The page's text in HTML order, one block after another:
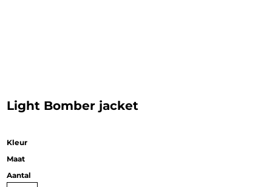
Light Bomber jacket
Kleur
Maat
Aantal